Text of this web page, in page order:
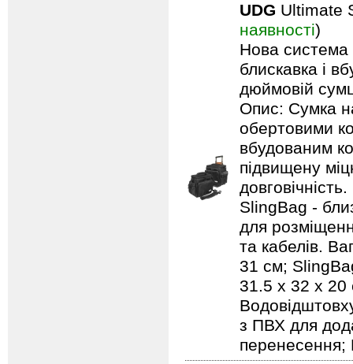
UDG Ultimate
наявності)
Нова система
блискавка і
дюймовій
Опис: Сумка
обертовими
вбудованим
підвищену
SlingBag -
для
та кабелів.
31 см;
31.5 x 32 x 20
з ПВХ для
перенесення;